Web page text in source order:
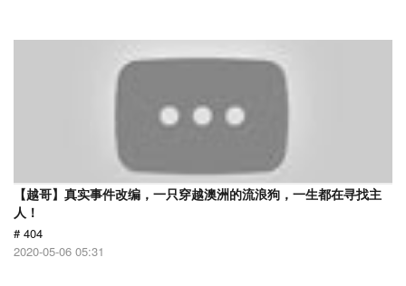
【越哥】真实事件改编，一只穿越澳洲的流浪狗，一生都在寻找主
人！
# 404
2020-05-06 05:31